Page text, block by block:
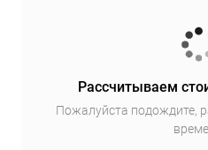
Рассчитываем
Пожалуйста подождите,